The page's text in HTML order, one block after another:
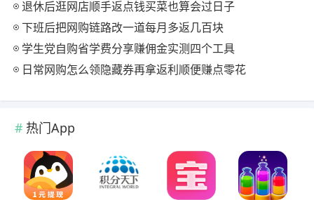
退休后逛网店顺手返点钱买菜也算会过日子
下班后把网购链路改一道每月多返几百块
学生党自购省学费分享赚佣金实测四个工具
日常网购怎么领隐藏券再拿返利顺便赚点零花
热门App